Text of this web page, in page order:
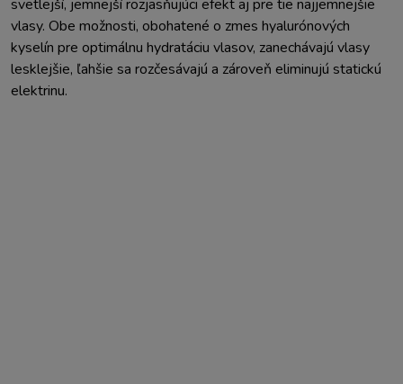
svetlejší, jemnejší rozjasňujúci efekt aj pre tie najjemnejšie
vlasy. Obe možnosti, obohatené o zmes hyalurónových
kyselín pre optimálnu hydratáciu vlasov, zanechávajú vlasy
lesklejšie, ľahšie sa rozčesávajú a zároveň eliminujú statickú
elektrinu.